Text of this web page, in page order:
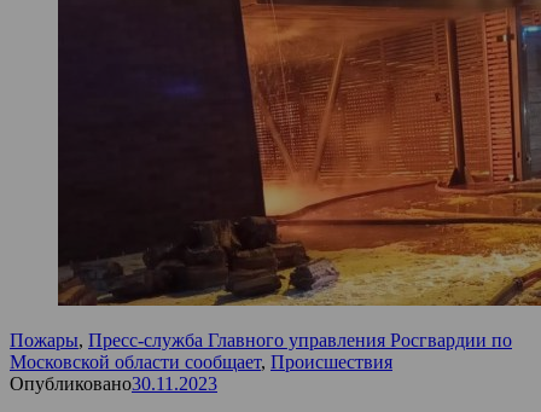
Пожары, Пресс-служба Главного управления Росгвардии по
Московской области сообщает, Происшествия
Опубликовано30.11.2023